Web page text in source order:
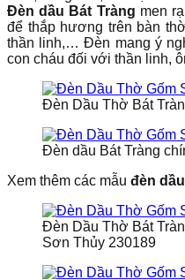
Đèn dầu Bát Tràng men
để thắp hương trên bàn
thần linh,… Đèn mang ý
con cháu đối với thần linh,
Đèn Dầu Thờ Bát
Đèn dầu Bát Tràng
Xem thêm các mẫu đèn
Đèn Dầu Thờ Bát
Sơn Thủy 230189